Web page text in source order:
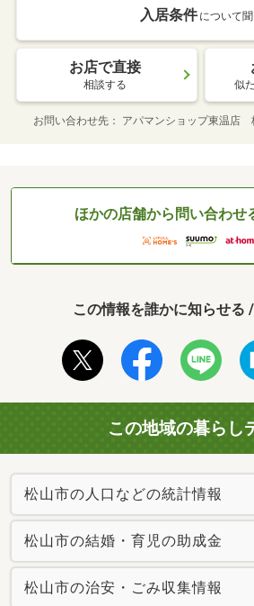
入居条件 について聞
お店で直接
相談する 似
お問い合わせ先 アパマンショップ東温店
ほかの店舗から問い合わせ
この情報を誰かに知らせる
この地域の暮らし
松山市の人口などの統計情報
松山市の結婚・育児の助成金
松山市の治安・ごみ収集情報